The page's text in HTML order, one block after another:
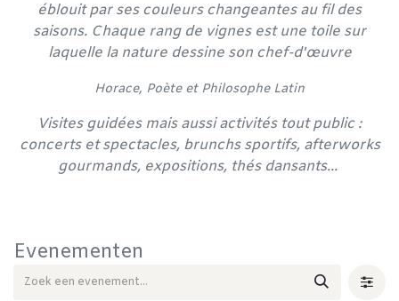
éblouit par ses couleurs changeantes au fil des
saisons. Chaque rang de vignes est une toile sur
laquelle la nature dessine son chef-d'œuvre
​Horace, Poète et Philosophe Latin
Visites guidées mais aussi activités tout public :
concerts et spectacles, brunchs sportifs, afterworks
gourmands, expositions, thés dansants...
Evenementen